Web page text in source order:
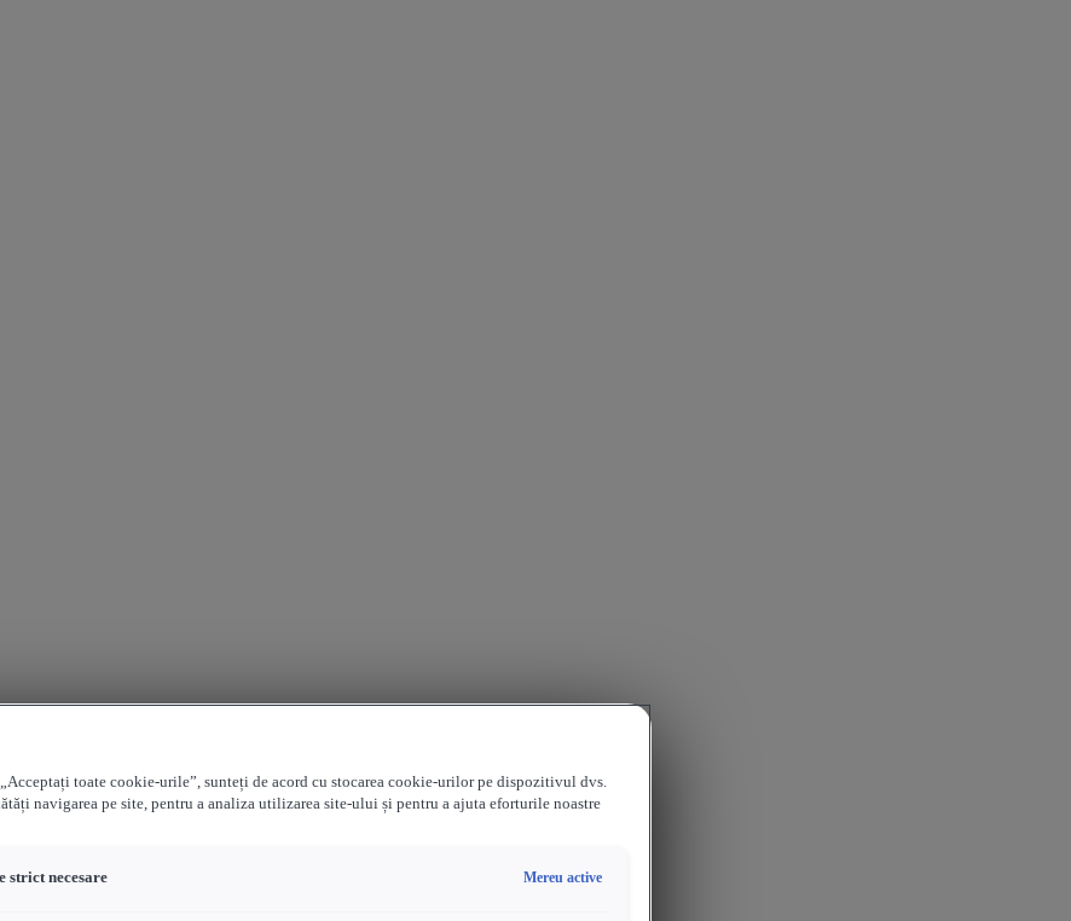
toate cookie-urile”, sunteți de acord cu stocarea cookie-urilor pe dispozitivul dvs.
navigarea pe site, pentru a analiza utilizarea site-ului și pentru a ajuta eforturile noastre
strict necesare Mereu active